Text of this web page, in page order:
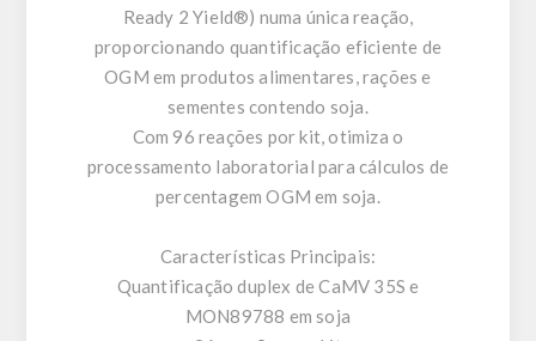
Ready 2 Yield®) numa única reação,
proporcionando quantificação eficiente de
OGM em produtos alimentares, rações e
sementes contendo soja.
Com 96 reações por kit, otimiza o
processamento laboratorial para cálculos de
percentagem OGM em soja.
Características Principais:
Quantificação duplex de CaMV 35S e
MON89788 em soja